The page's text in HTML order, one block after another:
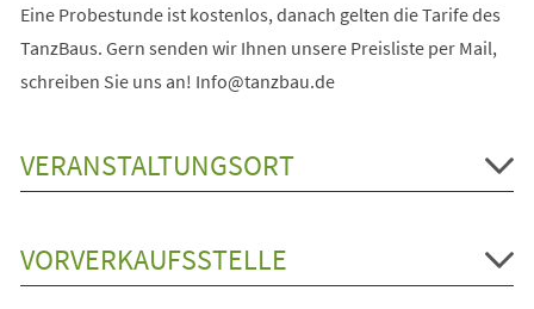
Eine Probestunde ist kostenlos, danach gelten die Tarife des
TanzBaus. Gern senden wir Ihnen unsere Preisliste per Mail,
schreiben Sie uns an! Info@tanzbau.de
VERANSTALTUNGSORT
VORVERKAUFSSTELLE